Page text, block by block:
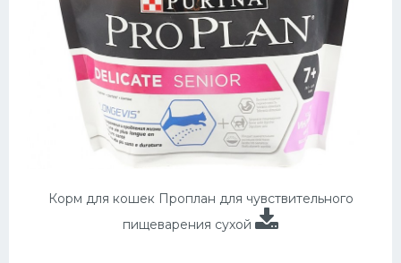
Корм для кошек Проплан для чувствительного
пищеварения сухой